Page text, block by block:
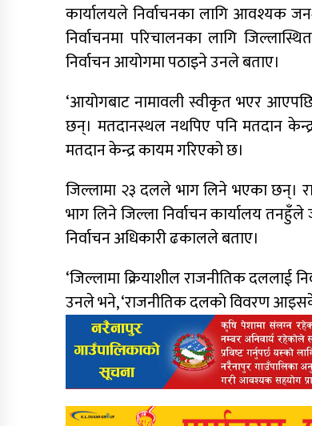
कार्यालयले निर्वाचनका लागि आवश्यक
निर्वाचनमा परिचालनका लागि
निर्वाचन आयोगमा पठाइने उनले बताए।
‘आयोगबाट नामावली स्वीकृत भएर
छन्। मतदानस्थल नथपिए पनि मतदान
मतदान केन्द्र कायम गरिएको छ।
जिल्लामा २३ दलले भाग लिने भएका छन्।
भाग लिने जिल्ला निर्वाचन कार्यालय
निर्वाचन अधिकारी ढकालले बताए।
‘जिल्लामा क्रियाशील राजनीतिक दललाई
उनले भने, ‘राजनीतिक दलको विवरण